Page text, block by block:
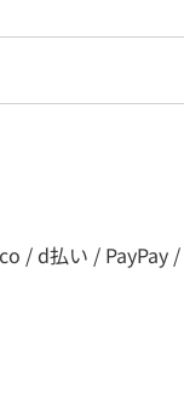
/ d払い / PayPay